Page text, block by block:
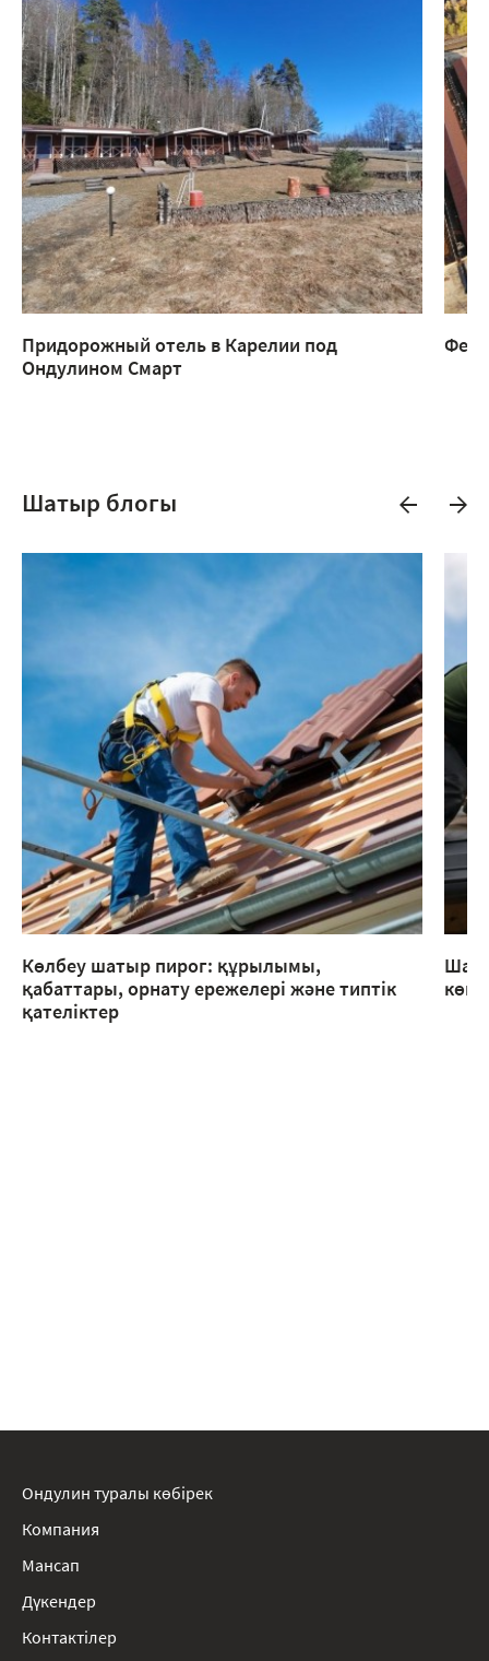
Придорожный отель в Карелии под
Ондулином Смарт
Шатыр блогы
Көлбеу шатыр пирог: құрылымы,
қабаттары, орнату ережелері және типтік
қателіктер
Ондулин туралы көбірек
Компания
Мансап
Дүкендер
Контактілер